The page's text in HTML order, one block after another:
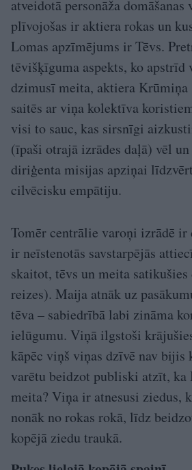
atveidotā personāža
plīvojošas ir aktiera rokas un
Lomas apzīmējums ir Tēvs.
tēvišķīguma aspekts, ko apstrīd
dzimusī meita, aktiera Krūmiņa
saitēs ar viņa kolektīva
visi to sauc, kas sirsnīgi
(īpaši otrajā izrādes daļā) vēl
diriģenta misijas apziņai
cilvēcisku empātiju.
Tomēr centrālie varoņi izrādē ir
ir neīstenotās savstarpējās
skaitot, tēvs un meita
reizes). Maija atnāk uz
tēva – sabiedrībā labi zināma
ielūgumu. Viņā ilgstoši
kāpēc viņš viņas dzīvē nav bijis
varētu beidzot publiski atzīt,
meita? Viņa ir atnesusi ziedus,
nonāk no rokas rokā, līdz
kopējā ziedu traukā.